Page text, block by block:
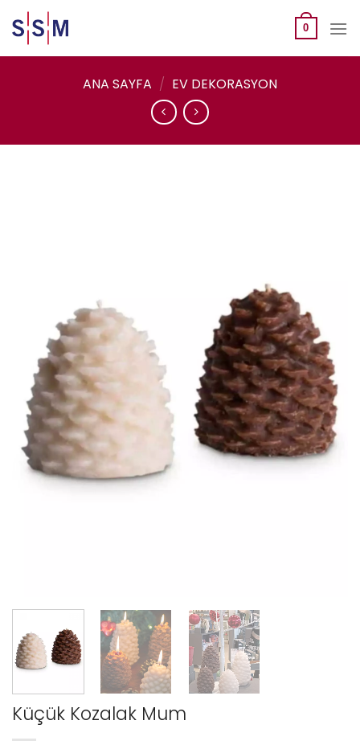
to
content
0
ANA SAYFA / EV DEKORASYON
Küçük Kozalak Mum